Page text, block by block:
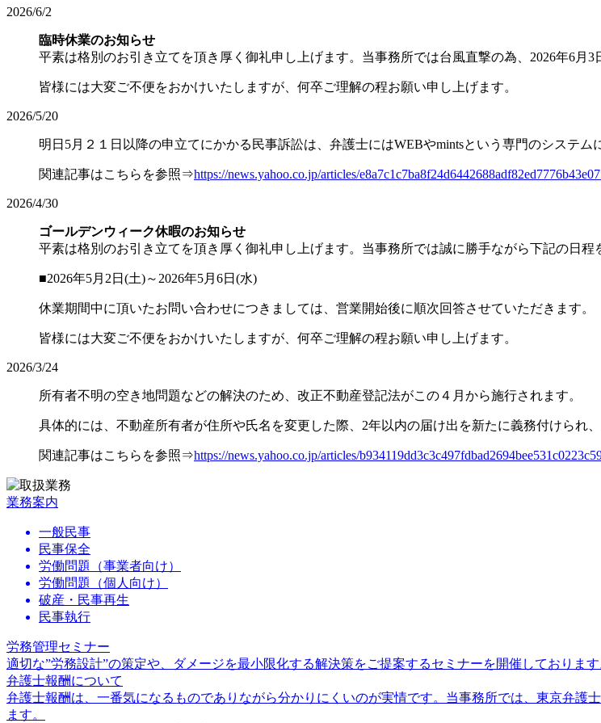
2026/6/2
臨時休業のお知らせ
平素は格別のお引き立てを頂き厚く御礼申し上げます。当事務所では台風直撃の為、2026年6月3
皆様には大変ご不便をおかけいたしますが、何卒ご理解の程お願い申し上げます。
2026/5/20
明日5月２１日以降の申立てにかかる民事訴訟は、弁護士にはWEBやmintsという専門のシステム
関連記事はこちらを参照⇒https://news.yahoo.co.jp/articles/
2026/4/30
ゴールデンウィーク休暇のお知らせ
平素は格別のお引き立てを頂き厚く御礼申し上げます。当事務所では誠に勝手ながら下記の日程
■2026年5月2日(土)～2026年5月6日(水)
休業期間中に頂いたお問い合わせにつきましては、営業開始後に順次回答させていただきます。
皆様には大変ご不便をおかけいたしますが、何卒ご理解の程お願い申し上げます。
2026/3/24
所有者不明の空き地問題などの解決のため、改正不動産登記法がこの４月から施行されます。
具体的には、不動産所有者が住所や氏名を変更した際、2年以内の届け出を新たに義務付けられ
関連記事はこちらを参照⇒https://news.yahoo.co.jp/articles/
業務案内
一般民事
民事保全
労働問題（事業者向け）
労働問題（個人向け）
破産・民事再生
民事執行
労務管理セミナー
適切な”労務設計”の策定や、ダメージを最小限化する解決策をご提案するセミナーを開催しております
弁護士報酬について
弁護士報酬は、一番気になるものでありながら分かりにくいのが実情です。当事務所では、東京弁護
ます。